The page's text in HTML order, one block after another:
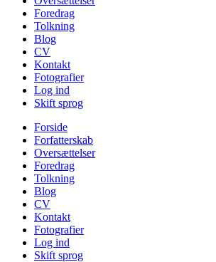
Foredrag
Tolkning
Blog
CV
Kontakt
Fotografier
Log ind
Skift sprog
Forside
Forfatterskab
Oversættelser
Foredrag
Tolkning
Blog
CV
Kontakt
Fotografier
Log ind
Skift sprog